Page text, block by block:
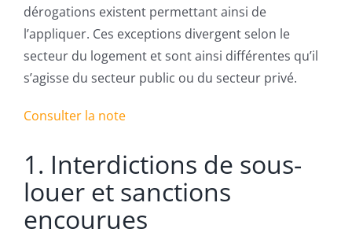
dérogations existent permettant ainsi de
l’appliquer. Ces exceptions divergent selon le
secteur du logement et sont ainsi différentes qu’il
s’agisse du secteur public ou du secteur privé.
Consulter la note
1. Interdictions de sous-
louer et sanctions
encourues